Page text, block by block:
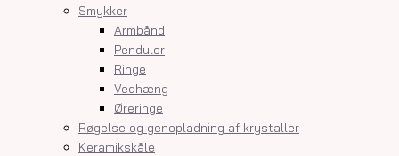
Smykker
Armbånd
Penduler
Ringe
Vedhæng
Øreringe
Røgelse og genopladning af krystaller
Keramikskåle